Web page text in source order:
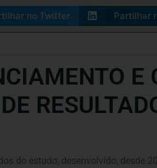
no Twitter Partilhar
E
do estudo, desenvolvido, desde